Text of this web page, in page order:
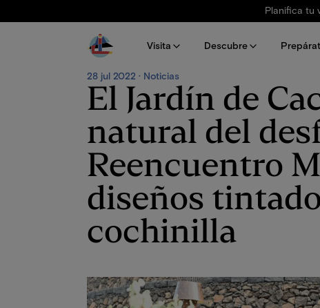
Planifica tu
Visita Descubre
28 jul 2022 · Noticias
El Jardín de
natural del
Reencuentro
diseños
cochinilla